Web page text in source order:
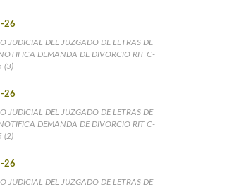
26
JUDICIAL DEL JUZGADO DE LETRAS DE
DEMANDA DE DIVORCIO RIT C-
(3)
26
JUDICIAL DEL JUZGADO DE LETRAS DE
DEMANDA DE DIVORCIO RIT C-
(2)
26
JUDICIAL DEL JUZGADO DE LETRAS DE